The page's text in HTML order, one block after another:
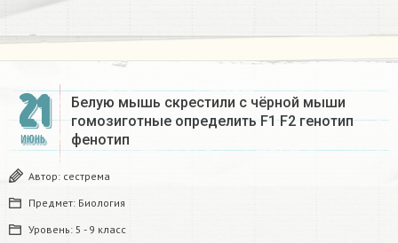
21
ИЮНЬ
Белую мышь скрестили с чёрной мыши
гомозиготные определить F1 F2 генотип
фенотип
Автор: сестрема
Предмет: Биология
Уровень: 5 - 9 класс